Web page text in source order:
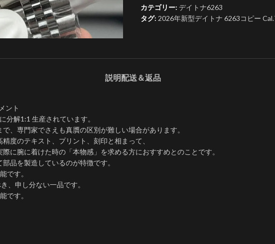
カテゴリー: デイトナ6263
タグ: 2026年新型デイトナ 6263コピー
説明配送＆返品
ント
分解1:1 生産されています。
、専門家でさえも真贋の区別が難しい場合があります。
度のテキスト、プリント、刻印と相まって、
に腕に着けた時の「本物感」を求める方におすすめとのことです。
品を製造しているのが特徴です。
です。
、申し分ない一品です。
です。